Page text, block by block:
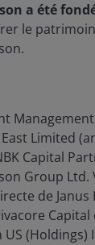
a été
le
Limited
Capital
Group Ltd.
de Janus
(Holdings)